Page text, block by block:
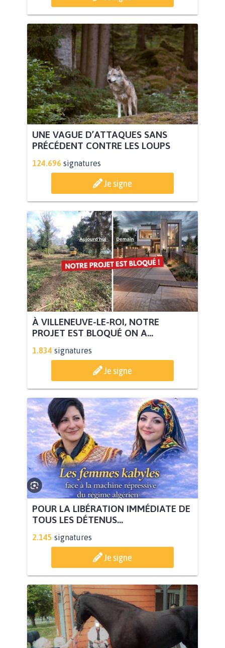
UNE VAGUE D’ATTAQUES SANS
PRÉCÉDENT CONTRE LES LOUPS
124.696 signatures
Je signe
À VILLENEUVE-LE-ROI, NOTRE
PROJET EST BLOQUÉ ON A...
1.834 signatures
Je signe
POUR LA LIBÉRATION IMMÉDIATE DE
TOUS LES DÉTENUS...
2.145 signatures
Je signe